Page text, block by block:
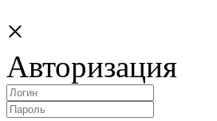
×
Авторизация